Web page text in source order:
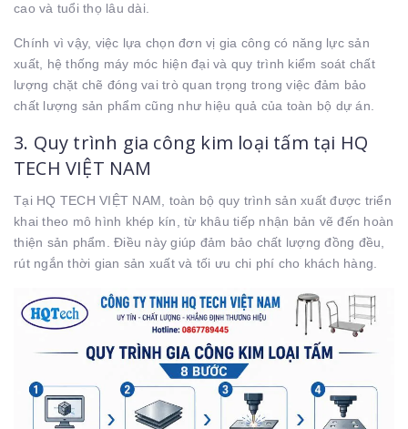
cao và tuổi thọ lâu dài.
Chính vì vậy, việc lựa chọn đơn vị gia công có năng lực sản
xuất, hệ thống máy móc hiện đại và quy trình kiểm soát chất
lượng chặt chẽ đóng vai trò quan trọng trong việc đảm bảo
chất lượng sản phẩm cũng như hiệu quả của toàn bộ dự án.
3. Quy trình gia công kim loại tấm tại HQ
TECH VIỆT NAM
Tại HQ TECH VIỆT NAM, toàn bộ quy trình sản xuất được triển
khai theo mô hình khép kín, từ khâu tiếp nhận bản vẽ đến hoàn
thiện sản phẩm. Điều này giúp đảm bảo chất lượng đồng đều,
rút ngắn thời gian sản xuất và tối ưu chi phí cho khách hàng.